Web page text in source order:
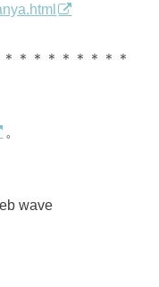
＊＊＊＊＊＊＊＊
。
wave